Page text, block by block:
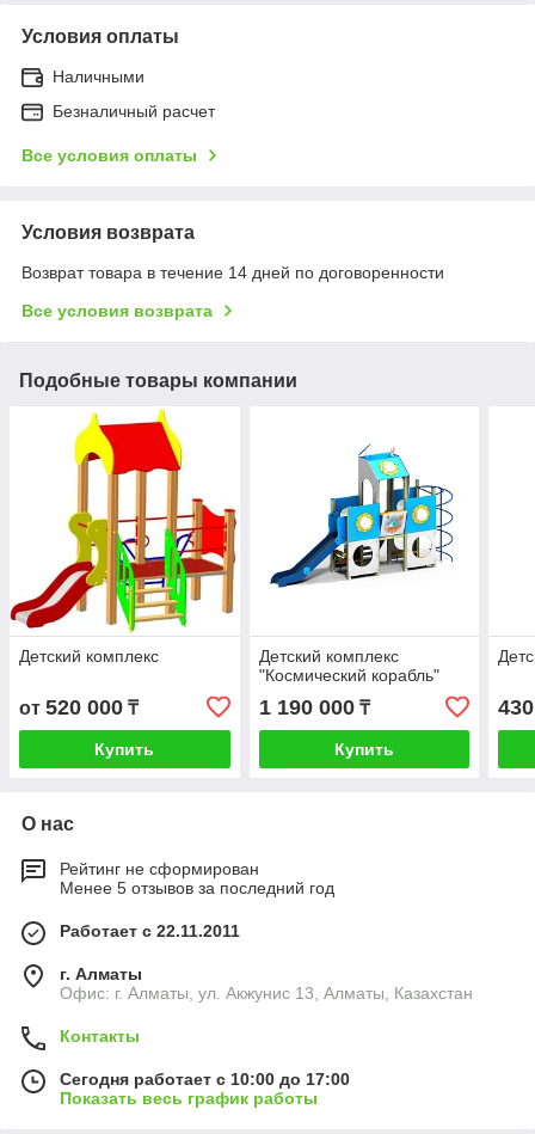
Условия оплаты
Наличными
Безналичный расчет
Все условия оплаты
Условия возврата
Возврат товара в течение 14 дней по договоренности
Все условия возврата
Подобные товары компании
Детский комплекс
от 520 000 ₸
Купить
Детский комплекс
"Космический корабль"
1 190 000₸
Купить
О нас
Рейтинг не сформирован
Менее 5 отзывов за последний год
Работает с 22.11.2011
г. Алматы
Офис: г. Алматы, ул. Акжунис 13, Алматы, Казахстан
Контакты
Сегодня работает с 10:00 до 17:00
Показать весь график работы